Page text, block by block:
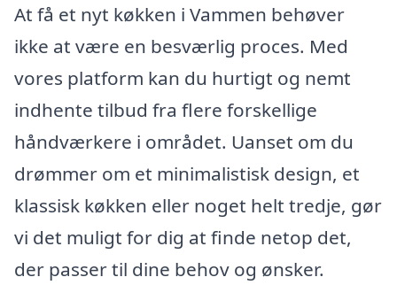
At få et nyt køkken i Vammen behøver
ikke at være en besværlig proces. Med
vores platform kan du hurtigt og nemt
indhente tilbud fra flere forskellige
håndværkere i området. Uanset om du
drømmer om et minimalistisk design, et
klassisk køkken eller noget helt tredje, gør
vi det muligt for dig at finde netop det,
der passer til dine behov og ønsker.